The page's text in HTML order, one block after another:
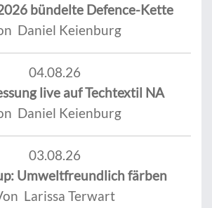
bündelte Defence-Kette
Daniel Keienburg
04.08.26
live auf Techtextil NA
Daniel Keienburg
03.08.26
Umweltfreundlich färben
Larissa Terwart